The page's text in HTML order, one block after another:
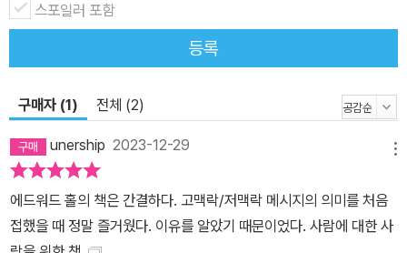
스포일러 포함
등록
구매자 (1) 전체 (2)
unership 2023-12-29
에드워드 홀의 책은 간결하다. 고맥락/저맥락 메시지의 의미를 처음
접했을 때 정말 즐거웠다. 이유를 알았기 때문이었다. 사람에 대한 사